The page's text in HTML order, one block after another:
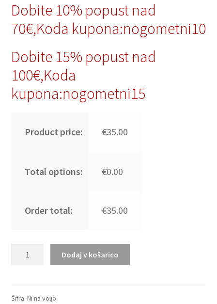
Dobite 10% popust nad
70€,Koda kupona:nogometni10
Dobite 15% popust nad
100€,Koda
kupona:nogometni15
Product price: €35.00
Total options: €0.00
Order total: €35.00
Roma
Dodaj v košarico
Šifra: Ni na voljo